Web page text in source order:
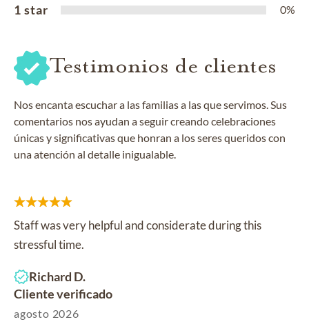
1 star 0%
Testimonios de clientes
Nos encanta escuchar a las familias a las que servimos. Sus
comentarios nos ayudan a seguir creando celebraciones
únicas y significativas que honran a los seres queridos con
una atención al detalle inigualable.
Staff was very helpful and considerate during this
stressful time.
Richard D.
Cliente verificado
agosto 2026